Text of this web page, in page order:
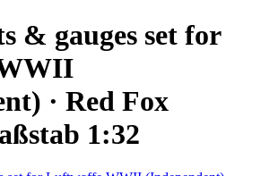
& gauges set for
· Red Fox
1:32